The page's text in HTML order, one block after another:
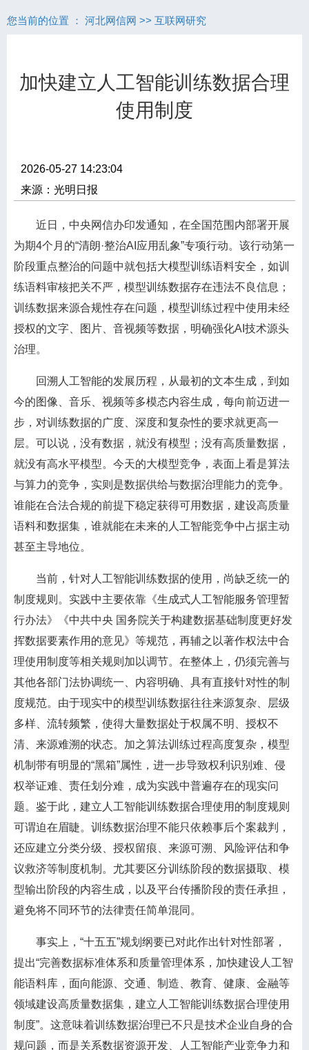
您当前的位置 ： 河北网信网 >> 互联网研究
加快建立人工智能训练数据合理
使用制度
2026-05-27 14:23:04
来源：光明日报
近日，中央网信办印发通知，在全国范围内部署开展
为期4个月的“清朗·整治AI应用乱象”专项行动。该行动第一
阶段重点整治的问题中就包括大模型训练语料安全，如训
练语料审核把关不严，模型训练数据存在违法不良信息；
训练数据来源合规性存在问题，模型训练过程中使用未经
授权的文字、图片、音视频等数据，明确强化AI技术源头
治理。
回溯人工智能的发展历程，从最初的文本生成，到如
今的图像、音乐、视频等多模态内容生成，每向前迈进一
步，对训练数据的广度、深度和复杂性的要求就更高一
层。可以说，没有数据，就没有模型；没有高质量数据，
就没有高水平模型。今天的大模型竞争，表面上看是算法
与算力的竞争，实则是数据供给与数据治理能力的竞争。
谁能在合法合规的前提下稳定获得可用数据，建设高质量
语料和数据集，谁就能在未来的人工智能竞争中占据主动
甚至主导地位。
当前，针对人工智能训练数据的使用，尚缺乏统一的
制度规则。实践中主要依靠《生成式人工智能服务管理暂
行办法》《中共中央 国务院关于构建数据基础制度更好发
挥数据要素作用的意见》等规范，再辅之以著作权法中合
理使用制度等相关规则加以调节。在整体上，仍须完善与
其他各部门法协调统一、内容明确、具有直接针对性的制
度规范。由于现实中的模型训练数据往往来源复杂、层级
多样、流转频繁，使得大量数据处于权属不明、授权不
清、来源难溯的状态。加之算法训练过程高度复杂，模型
机制带有明显的“黑箱”属性，进一步导致权利识别难、侵
权举证难、责任划分难，成为实践中普遍存在的现实问
题。鉴于此，建立人工智能训练数据合理使用的制度规则
可谓迫在眉睫。训练数据治理不能只依赖事后个案裁判，
还应建立分类分级、授权留痕、来源可溯、风险评估和争
议救济等制度机制。尤其要区分训练阶段的数据摄取、模
型输出阶段的内容生成，以及平台传播阶段的责任承担，
避免将不同环节的法律责任简单混同。
事实上，“十五五”规划纲要已对此作出针对性部署，
提出“完善数据标准体系和质量管理体系，加快建设人工智
能语料库，面向能源、交通、制造、教育、健康、金融等
领域建设高质量数据集，建立人工智能训练数据合理使用
制度”。这意味着训练数据治理已不只是技术企业自身的合
规问题，而是关系数据资源开发、人工智能产业竞争力和